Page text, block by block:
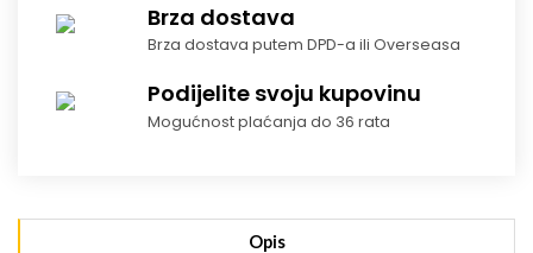
Brza dostava
Brza dostava putem DPD-a ili Overseasa
Podijelite svoju kupovinu
Mogućnost plaćanja do 36 rata
Opis